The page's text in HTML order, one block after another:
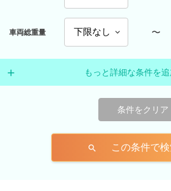
車両総重量 〜
もっと詳細な条件を
条件をクリア
search この条件で